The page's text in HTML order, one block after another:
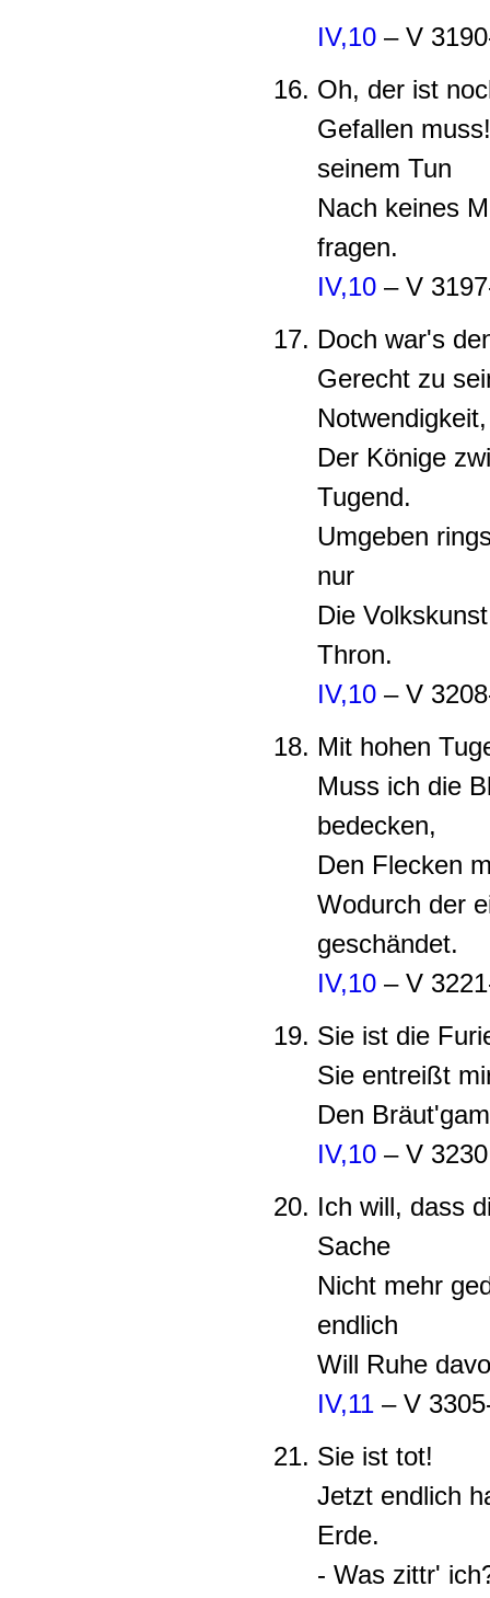
IV,10 – V
Oh, der ist
Gefallen
seinem Tun
Nach keines
fragen.
IV,10 – V
Doch war's
Gerecht zu
Der Könige
Tugend.
Umgeben
nur
Die
Thron.
IV,10 – V
Mit hohen
Muss ich die
bedecken,
Den Flecken
Wodurch der
geschändet.
IV,10 – V
Sie ist die
Sie entreißt
Den
IV,10 – V
Ich will, dass
Sache
Nicht mehr
endlich
Will Ruhe
IV,11 – V
Sie ist tot!
Jetzt endlich
Erde.
- Was zittr'